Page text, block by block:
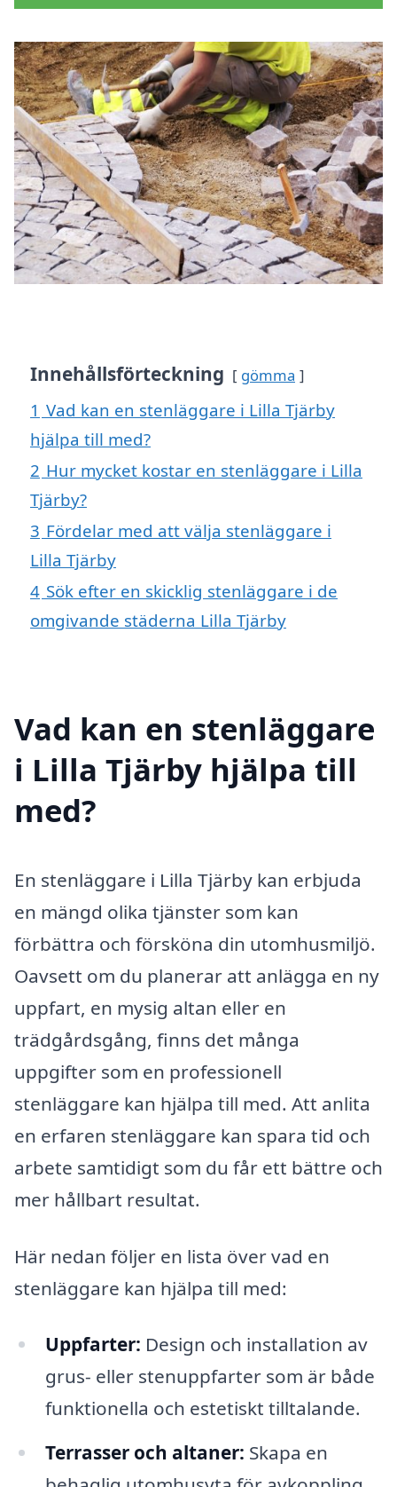
Innehållsförteckning gömma
1 Vad kan en stenläggare i Lilla Tjärby
hjälpa till med?
2 Hur mycket kostar en stenläggare i Lilla
Tjärby?
3 Fördelar med att välja stenläggare i
Lilla Tjärby
4 Sök efter en skicklig stenläggare i de
omgivande städerna Lilla Tjärby
Vad kan en stenläggare
i Lilla Tjärby hjälpa till
med?
En stenläggare i Lilla Tjärby kan erbjuda
en mängd olika tjänster som kan
förbättra och försköna din utomhusmiljö.
Oavsett om du planerar att anlägga en ny
uppfart, en mysig altan eller en
trädgårdsgång, finns det många
uppgifter som en professionell
stenläggare kan hjälpa till med. Att anlita
en erfaren stenläggare kan spara tid och
arbete samtidigt som du får ett bättre och
mer hållbart resultat.
Här nedan följer en lista över vad en
stenläggare kan hjälpa till med:
Uppfarter: Design och installation av
grus- eller stenuppfarter som är både
funktionella och estetiskt tilltalande.
Terrasser och altaner: Skapa en